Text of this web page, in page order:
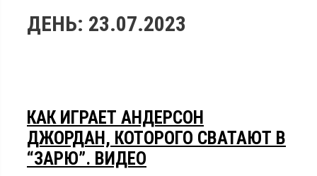
ДЕНЬ: 23.07.2023
КАК ИГРАЕТ АНДЕРСОН
ДЖОРДАН, КОТОРОГО СВАТАЮТ В
“ЗАРЮ”. ВИДЕО